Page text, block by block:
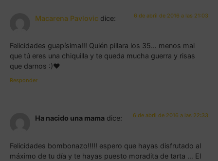
Macarena Pavlovic dice: 6 de abril de 2016 a las 21:03
Felicidades guapísima!!! Quién pillara los 35… menos mal
que tú eres una chiquilla y te queda mucha guerra y risas
que darnos :)♥
Responder
Ha nacido una mama dice: 6 de abril de 2016 a las 22:33
Felicidades bombonazo!!!!! espero que hayas disfrutado al
máximo de tu día y te hayas puesto moradita de tarta … El